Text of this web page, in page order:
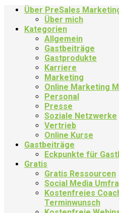
Über PreSales
Über mich
Kategorien
Allgemein
Gastbeiträge
Gastprodukte
Karriere
Marketing
Online Marketing
Personal
Presse
Soziale Netzwerke
Vertrieb
Online Kurse
Gastbeiträge
Eckpunkte für
Gratis
Gratis Ressourcen
Social Media
Kostenfreies
Terminwunsch